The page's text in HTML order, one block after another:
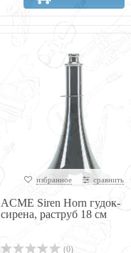
избранное сравнить
ACME Siren Horn гудок-
cирена, раструб 18 см
(0)